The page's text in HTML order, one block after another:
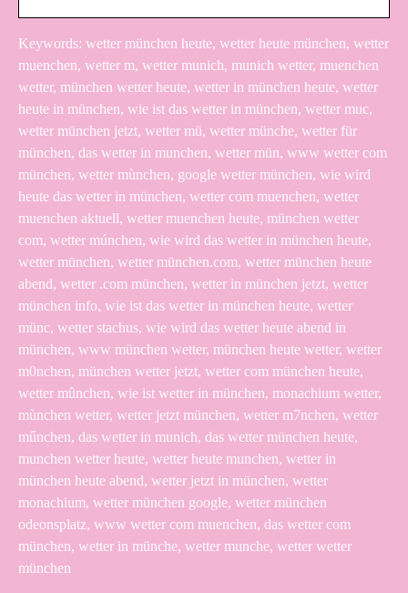
Keywords: wetter münchen heute, wetter heute münchen, wetter
muenchen, wetter m, wetter munich, munich wetter, muenchen
wetter, münchen wetter heute, wetter in münchen heute, wetter
heute in münchen, wie ist das wetter in münchen, wetter muc,
wetter münchen jetzt, wetter mü, wetter münche, wetter für
münchen, das wetter in munchen, wetter mün, www wetter com
münchen, wetter mùnchen, google wetter münchen, wie wird
heute das wetter in münchen, wetter com muenchen, wetter
muenchen aktuell, wetter muenchen heute, münchen wetter
com, wetter múnchen, wie wird das wetter in münchen heute,
wetter mūnchen, wetter münchen.com, wetter münchen heute
abend, wetter .com münchen, wetter in münchen jetzt, wetter
münchen info, wie ist das wetter in münchen heute, wetter
münc, wetter stachus, wie wird das wetter heute abend in
münchen, www münchen wetter, münchen heute wetter, wetter
m0nchen, münchen wetter jetzt, wetter com münchen heute,
wetter mûnchen, wie ist wetter in münchen, monachium wetter,
mùnchen wetter, wetter jetzt münchen, wetter m7nchen, wetter
műnchen, das wetter in munich, das wetter münchen heute,
munchen wetter heute, wetter heute munchen, wetter in
münchen heute abend, wetter jetzt in münchen, wetter
monachium, wetter münchen google, wetter münchen
odeonsplatz, www wetter com muenchen, das wetter com
münchen, wetter in münche, wetter munche, wetter wetter
münchen